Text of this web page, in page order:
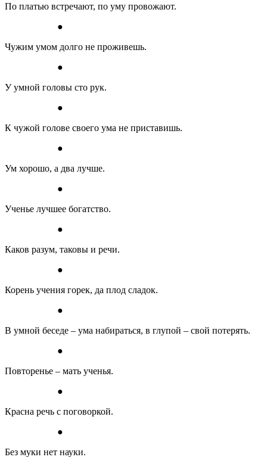
По платью встречают, по уму провожают.
●
Чужим умом долго не проживешь.
●
У умной головы сто рук.
●
К чужой голове своего ума не приставишь.
●
Ум хорошо, а два лучше.
●
Ученье лучшее богатство.
●
Каков разум, таковы и речи.
●
Корень учения горек, да плод сладок.
●
В умной беседе – ума набираться, в глупой – свой потерять.
●
Повторенье – мать ученья.
●
Красна речь с поговоркой.
●
Без муки нет науки.